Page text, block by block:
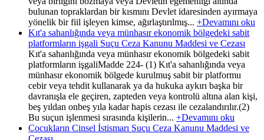
bulunan topraklardan bir kısmını Devlet idaresinden ayırmaya
yönelik bir fiil işleyen kimse, ağırlaştırılmış... +Devamını oku
Kıt'a sahanlığında veya münhasır ekonomik bölgedeki sabit
platformların işgali Suçu Ceza Kanunu Maddesi ve Cezası
Kıt'a sahanlığında veya münhasır ekonomik bölgedeki sabit
platformların işgaliMadde 224- (1) Kıt'a sahanlığında veya
münhasır ekonomik bölgede kurulmuş sabit bir platformu
cebir veya tehdit kullanarak ya da hukuka aykırı başka bir
davranışla ele geçiren, zapteden veya kontrolü altına alan kişi,
beş yıldan onbeş yıla kadar hapis cezası ile cezalandırılır.(2)
Bu suçun işlenmesi sırasında kişilerin... +Devamını oku
Çocukların Cinsel İstismarı Suçu Ceza Kanunu Maddesi ve